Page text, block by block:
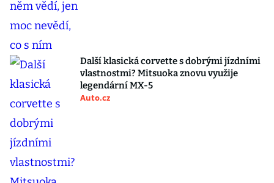
Další klasická corvette s dobrými jízdními
vlastnostmi? Mitsuoka znovu využije
legendární MX-5
Auto.cz